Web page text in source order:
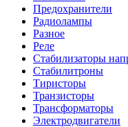
Предохранители
Радиолампы
Разное
Реле
Стабилизаторы
Стабилитроны
Тиристоры
Транзисторы
Трансформаторы
Электродвигатели